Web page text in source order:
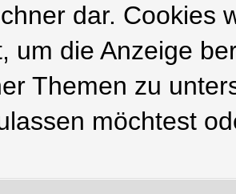
dar. Cookies
um die Anzeige
Themen zu
möchtest